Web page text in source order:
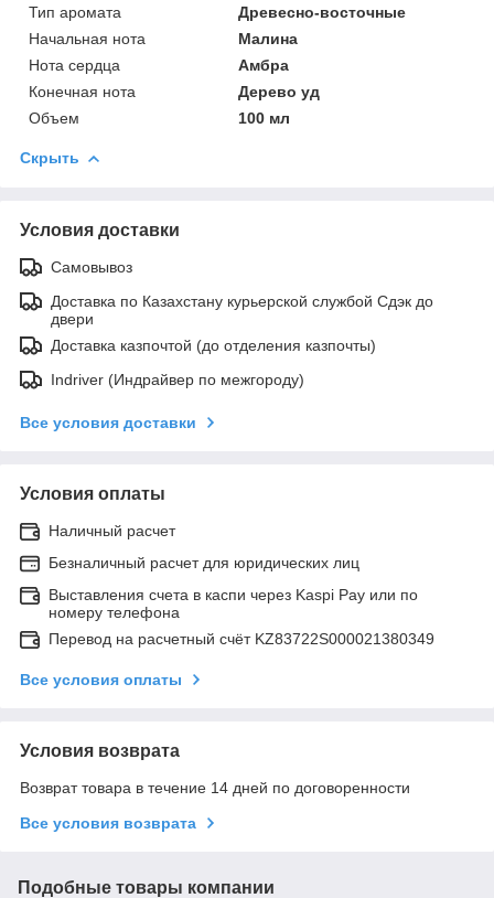
Тип аромата
Древесно-восточные
Начальная нота
Малина
Нота сердца
Амбра
Конечная нота
Дерево уд
Объем
100 мл
Скрыть
Условия доставки
Самовывоз
Доставка по Казахстану курьерской службой Сдэк до
двери
Доставка казпочтой (до отделения казпочты)
Indriver (Индрайвер по межгороду)
Все условия доставки
Условия оплаты
Наличный расчет
Безналичный расчет для юридических лиц
Выставления счета в каспи через Kaspi Pay или по
номеру телефона
Перевод на расчетный счёт KZ83722S000021380349
Все условия оплаты
Условия возврата
Возврат товара в течение 14 дней по договоренности
Все условия возврата
Подобные товары компании